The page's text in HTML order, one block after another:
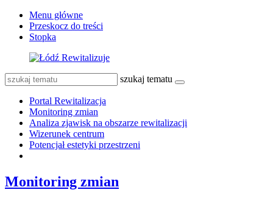
Menu główne
Przeskocz do treści
Stopka
szukaj tematu
Portal Rewitalizacja
Monitoring zmian
Analiza zjawisk na obszarze rewitalizacji
Wizerunek centrum
Potencjał estetyki przestrzeni
Monitoring zmian